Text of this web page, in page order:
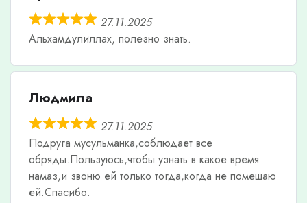
27.11.2025
Альхамдулиллах, полезно знать.
Людмила
27.11.2025
Подруга мусульманка,соблюдает все
обряды.Пользуюсь,чтобы узнать в какое время
намаз,и звоню ей только тогда,когда не помешаю
ей.Спасибо.